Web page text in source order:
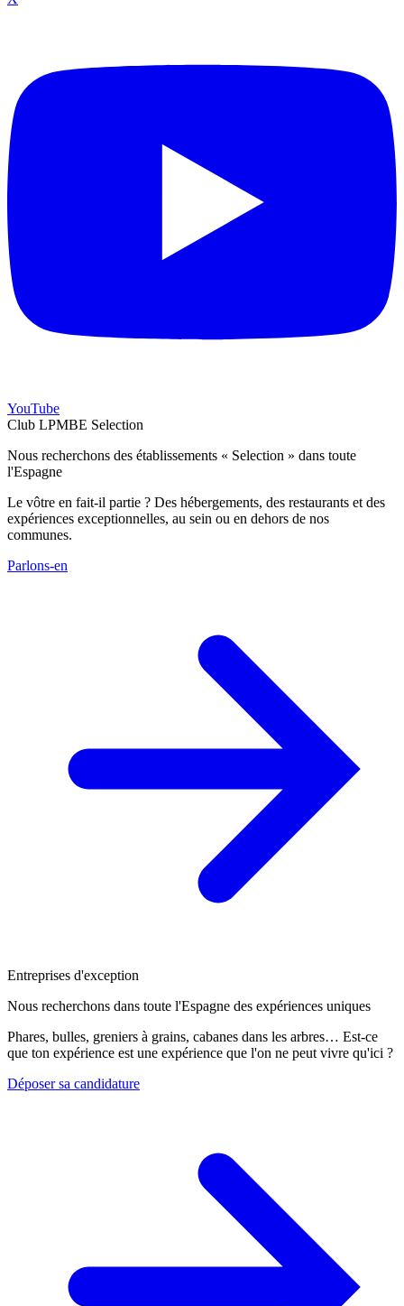
YouTube
Club LPMBE Selection
Nous recherchons des établissements « Selection » dans toute
l'Espagne
Le vôtre en fait-il partie ? Des hébergements, des restaurants et des
expériences exceptionnelles, au sein ou en dehors de nos
communes.
Parlons-en
Entreprises d'exception
Nous recherchons dans toute l'Espagne des expériences uniques
Phares, bulles, greniers à grains, cabanes dans les arbres… Est-ce
que ton expérience est une expérience que l'on ne peut vivre qu'ici ?
Déposer sa candidature